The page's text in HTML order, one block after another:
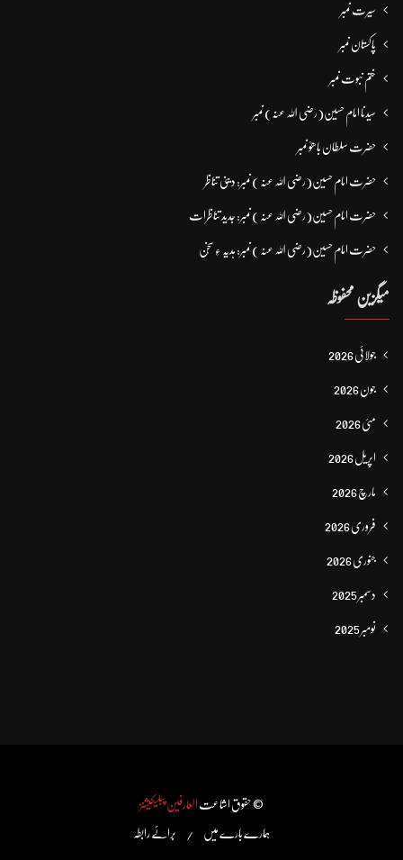
سیرت نمبر
پاکستان نمبر
ختم نبوت نمبر
سیدنا امام حسین(رضی اللہ عنہ) نمبر
حضرت سلطان باھوؒ نمبر
حضرت امام حسین(رضی اللہ عنہ ) نمبر: دینی تناظر
حضرت امام حسین(رضی اللہ عنہ ) نمبر: جدید تناظرات
حضرت امام حسین(رضی اللہ عنہ ) نمبر: ہدیہ ءِ سُخن
میگزین محفوظہ
جولائی 2026
جون 2026
مئی 2026
اپریل 2026
مارچ 2026
فروری 2026
جنوری 2026
دسمبر 2025
نومبر 2025
© حقوق اشاعت العارفین پبلیکیشنز
ہمارے بارے میں برائے رابطہ